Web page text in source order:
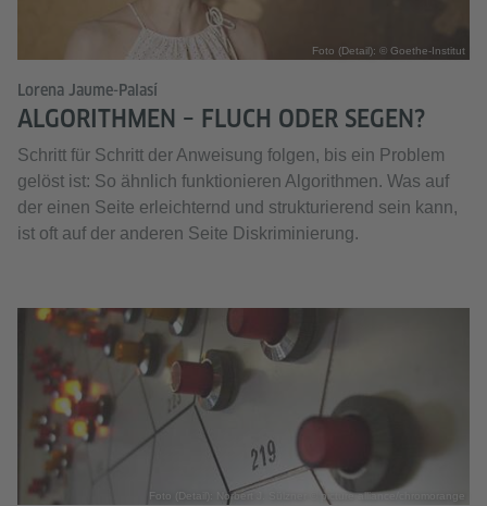
Foto (Detail): © Goethe-Institut
Lorena Jaume-Palasí
ALGORITHMEN – FLUCH ODER SEGEN?
Schritt für Schritt der Anweisung folgen, bis ein Problem
gelöst ist: So ähnlich funktionieren Algorithmen. Was auf
der einen Seite erleichternd und strukturierend sein kann,
ist oft auf der anderen Seite Diskriminierung.
Foto (Detail): Norbert J. Sülzner © picture alliance/chromorange